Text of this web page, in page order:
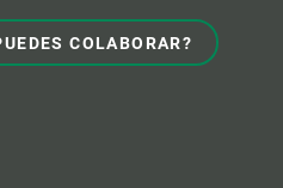
COLABORAR?